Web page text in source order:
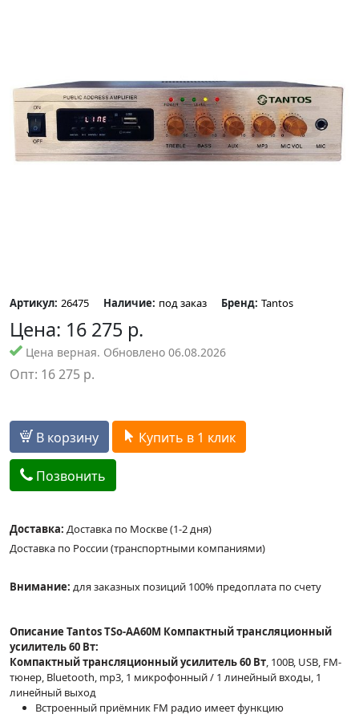
Артикул: 26475 Наличие: под заказ Бренд: Tantos
Цена: 16 275 р.
Цена верная. Обновлено 06.08.2026
Опт: 16 275 р.
В корзину Купить в 1 клик
Позвонить
Доставка: Доставка по Москве (1-2 дня)
Доставка по России (транспортными компаниями)
Внимание: для заказных позиций 100% предоплата по счету
Описание Tantos TSo-AA60M Компактный трансляционный
усилитель 60 Вт:
Компактный трансляционный усилитель 60 Вт, 100В, USB, FM-
тюнер, Bluetooth, mp3, 1 микрофонный / 1 линейный входы, 1
линейный выход
Встроенный приёмник FM радио имеет функцию